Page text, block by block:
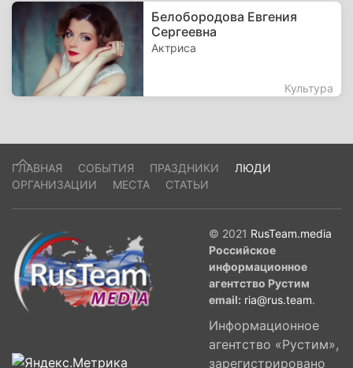
Белобородова Евгения
Сергеевна
Актриса
Культура
ГЛАВНАЯ СОБЫТИЯ ПРАЗДНИКИ
ЛЮДИ
ОРГАНИЗАЦИИ
МЕСТА СТАТЬИ
© 2021 RusTeam.media
Российское
информационное
агентство Рустим
email: ria@rus.team.
Информационное
агентство «Рустим»,
зарегистрировано